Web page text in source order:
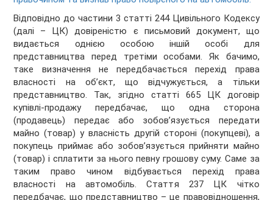
Відповідно до частини 3 статті 244 Цивільного Кодексу
(далі – ЦК) довіреністю є письмовий документ, що
видається однією особою іншій особі для
представництва перед третіми особами. Як бачимо,
таке визначення не передбачається перехід права
власності на об’єкт, що відчужується, а тільки
представництво. Так, згідно статті 665 ЦК договір
купівлі-продажу передбачає, що одна сторона
(продавець) передає або зобов’язується передати
майно (товар) у власність другій стороні (покупцеві), а
покупець приймає або зобов’язується прийняти майно
(товар) і сплатити за нього певну грошову суму. Саме за
таким право чином відбувається перехід права
власності на автомобіль. Стаття 237 ЦК чітко
передбачає, що представництво – це правовідношення,